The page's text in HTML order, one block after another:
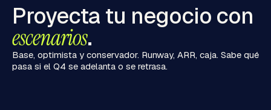
Proyecta tu negocio con
escenarios.
Base, optimista y conservador. Runway, ARR, caja. Sabe qué
pasa si el Q4 se adelanta o se retrasa.